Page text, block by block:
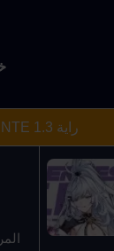
راية NTE 1.3